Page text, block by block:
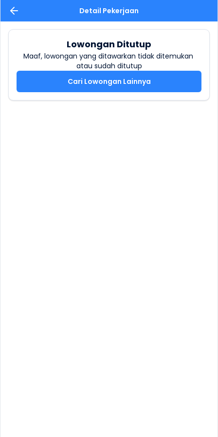
Detail Pekerjaan
Lowongan Ditutup
Maaf, lowongan yang ditawarkan tidak ditemukan
atau sudah ditutup
Cari Lowongan Lainnya